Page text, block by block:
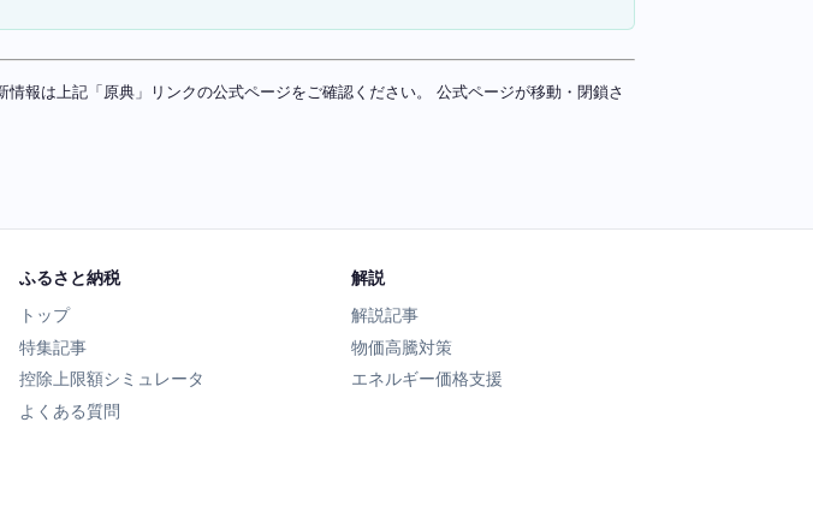
報は上記「原典」リンクの公式ページをご確認ください。 公式ページが移動・閉鎖さ
ふるさと納税
トップ
特集記事
控除上限額シミュレータ
よくある質問
解説
解説記事
物価高騰対策
エネルギー価格支援